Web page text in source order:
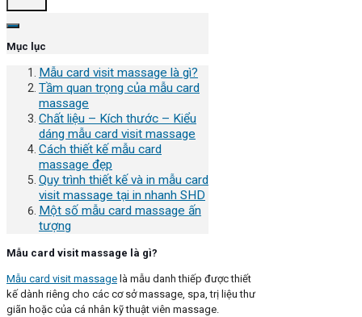
Mục lục
Mẫu card visit massage là gì?
Tầm quan trọng của mẫu card
massage
Chất liệu – Kích thước – Kiểu
dáng mẫu card visit massage
Cách thiết kế mẫu card
massage đẹp
Quy trình thiết kế và in mẫu card
visit massage tại in nhanh SHD
Một số mẫu card massage ấn
tượng
Mẫu card visit massage là gì?
Mẫu card visit massage là mẫu danh thiếp được thiết
kế dành riêng cho các cơ sở massage, spa, trị liệu thư
giãn hoặc của cá nhân kỹ thuật viên massage.